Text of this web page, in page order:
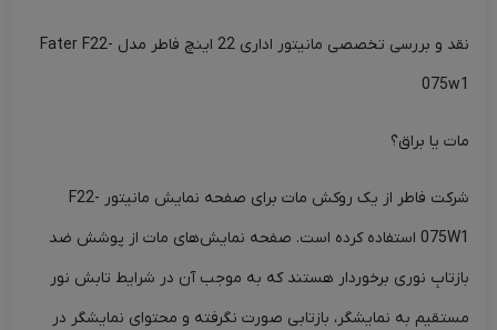
نقد و بررسی تخصصی مانیتور اداری 22 اینچ فاطر مدل Fater F22-
075w1
مات یا براق؟
شرکت فاطر از یک روکش مات برای صفحه نمایش مانیتور F22-
075W1 استفاده کرده است. صفحه نمایش‌های مات از پوشش ضد
بازتابِ نوری برخوردار هستند که به موجب آن در شرایط تابش نور
مستقیم به نمایشگر، بازتابی صورت نگرفته و محتوای نمایشگر در